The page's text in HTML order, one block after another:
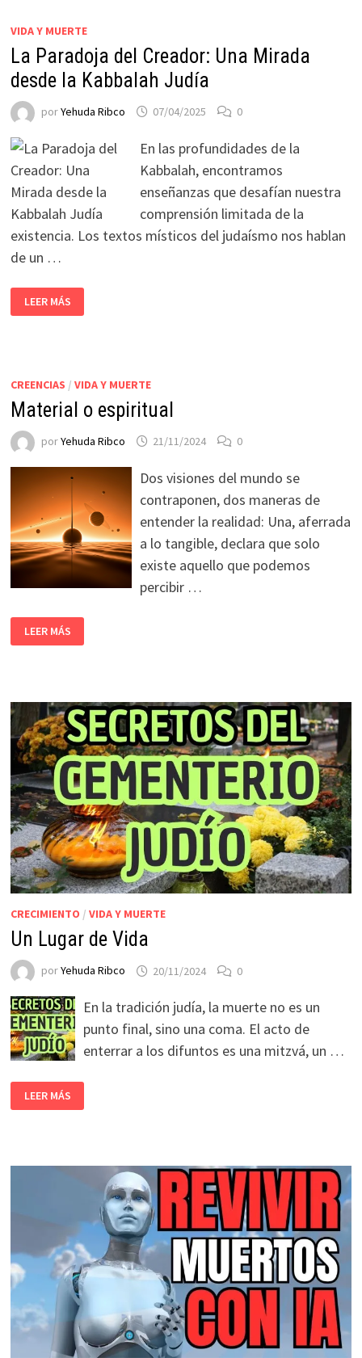
VIDA Y MUERTE
La Paradoja del Creador: Una Mirada
desde la Kabbalah Judía
porYehuda Ribco 07/04/2025 0
En las profundidades de la
Kabbalah, encontramos
enseñanzas que desafían nuestra
comprensión limitada de la
existencia. Los textos místicos del judaísmo nos hablan
de un …
LEER MÁS
CREENCIAS / VIDA Y MUERTE
Material o espiritual
porYehuda Ribco 21/11/2024 0
Dos visiones del mundo se
contraponen, dos maneras de
entender la realidad: Una, aferrada
a lo tangible, declara que solo
existe aquello que podemos
percibir …
LEER MÁS
CRECIMIENTO / VIDA Y MUERTE
Un Lugar de Vida
porYehuda Ribco 20/11/2024 0
En la tradición judía, la muerte no es un
punto final, sino una coma. El acto de
enterrar a los difuntos es una mitzvá, un …
LEER MÁS